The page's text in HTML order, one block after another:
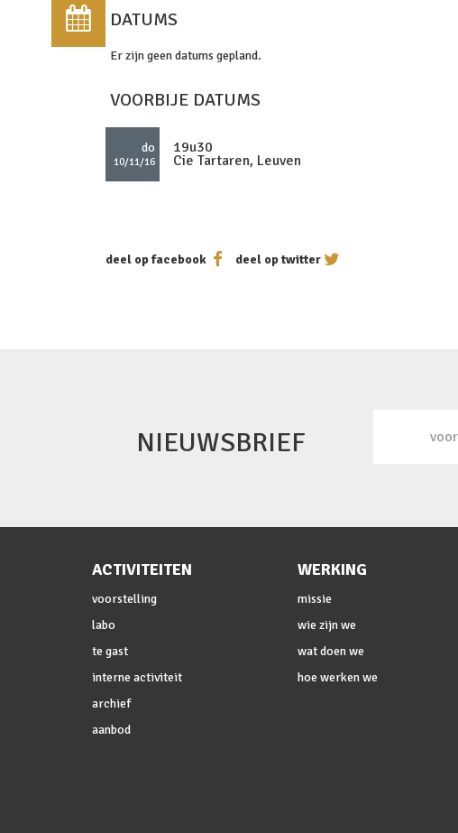
DATUMS
Er zijn geen datums gepland.
VOORBIJE DATUMS
do
10/11/16
19u30
Cie Tartaren, Leuven
deel op facebook deel op twitter
NIEUWSBRIEF
ACTIVITEITEN
voorstelling
labo
te gast
interne activiteit
archief
aanbod
WERKING
missie
wie zijn we
wat doen we
hoe werken we